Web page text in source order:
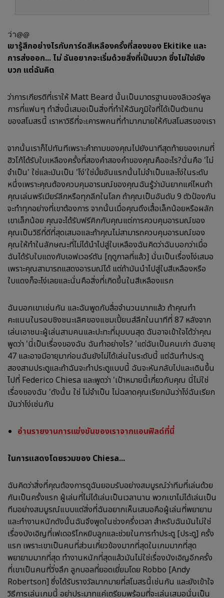
ว่า@@
เขารู้สึกอย่างไรกับการ์ดสีเหลืองครั้งที่สองของ Ekitike และ
การส่งออก... ไม่ ฉันอยากจะเริ่มด้วยสิ่งที่เป็นบวก ซึ่งไม่ใช่เชิง
บวก แต่ฉันคิด
ว่าการเกียรติที่เราให้ Matt Beard นั้นเป็นมาตรฐานของลิเวอร์พูล
การที่แฟนๆ ทำสิ่งนี้เสมอเป็นสิ่งที่ทำให้ฉันภูมิใจที่ได้เป็นตัวแทน
ของสโมสรนี้ เราหาวิธีที่จะเคารพคนที่ทำมากมายให้กับสโมสรของเรา
จากนั้นเราก็ไปทันทีเพราะคำถามของคุณไปยังนาทีสุดท้ายของเกมที่
ฮิวโก้ได้รับใบเหลืองครั้งที่สองคำสองคำของคุณคืออะไร?นั่นคือ 'ไม่
จำเป็น' ใช่และมันเป็น 'โง่'ใช่มั้ยอันแรกนั้นไม่จำเป็นและโง่ในระดับ
หนึ่งเพราะคุณต้องควบคุมอารมณ์ของคุณฉันรู้ว่ามันยากแค่ไหนถ้า
คุณเล่นพรีเมียร์ลีกหรือทุกลีกในโลก ถ้าคุณเป็นอันดับ 9 ตัวป้องกัน
จะทำทุกอย่างที่เขาต้องการ จากนั้นเมื่อคุณดึงเสื้อเล็กน้อยหรือผลัก
เขาเล็กน้อย คุณจะได้รับฟรีคิกกับคุณแต่การควบคุมอารมณ์ของ
คุณเป็นวิธีที่ดีที่สุดเสมอและถ้าคุณไม่สามารถควบคุมอารมณ์ของ
คุณให้ทำในลักษณะที่ไม่ได้นำไปสู่ใบเหลืองฉันคิดว่าฉันบอกว่าเมื่อ
ฉันได้รับใบแดงกับเอฟเวอร์ตัน [ฤดูกาลที่แล้ว] นั่นเป็นเรื่องโง่เสมอ
เพราะคุณสามารถแสดงอารมณ์ได้ แต่ถ้ามันนำไปสู่ใบสีเหลืองหรือ
ใบแดงก็จะโง่เลยและนั่นคือสิ่งที่เกิดขึ้นในสีเหลืองแรก
ฉันบอกเขาเช่นกัน และฉันพูดกับสื่อจำนวนมากแล้ว ถ้าคุณทำ
คะแนนในรอบชิงชนะเลิศของแชมเปี้ยนส์ลีกในนาทีที่ 87 หลังจาก
เล่นเอาชนะผู้เล่นสามคนและปะทะที่มุมบนสุด ฉันอาจเข้าใจได้ว่าคุณ
พูดว่า 'นี่เป็นเรื่องของฉัน ฉันทำอย่างไร? 'แต่ฉันเป็นคนเก่า ฉันอายุ
47 และอาจมีอายุมาก่อนฉันยังไม่ได้เล่นในระดับนี้ แต่ฉันทำประตู
สองสามประตูและถ้าฉันจะทำประตูแบบนี้ ฉันจะหันกลับไปและเดินขึ้น
ไปที่ Federico Chiesa และพูดว่า 'เป้าหมายนี้เกี่ยวกับคุณ นี่ไม่ใช่
เรื่องของฉัน 'ดังนั้น ใช่ ไม่จำเป็น ไม่ฉลาดคุณเรียกมันว่าโง่ฉันเรียก
มันว่าโง่เช่นกัน
อ่านรายงานการแข่งขันของเราจากแอนฟิลด์ที่นี่
ในการแสดงโดยรวมของ Chiesa...
ฉันคิดว่าสิ่งที่คุณต้องการดูฉันยอมรับอย่างสมบูรณ์ว่าทีมที่เล่นด้วย
กันเป็นครั้งแรก ผู้เล่นที่ไม่ได้เล่นเป็นเวลานาน พวกเขาไม่ได้เล่นเป็น
ทีมอย่างสมบูรณ์แบบแต่สิ่งที่ฉันอยากเห็นเสมอคือผู้เล่นที่พยายาม
และทำงานหนักดังนั้นฉันจึงพูดในช่วงครึ่งเวลา สำหรับฉันมันไม่ใช่
เรื่องบังเอิญที่เฟเดอริโกหยิบลูกและช่วยในการทำประตู [ประตู] ครั้ง
แรก เพราะเขาเป็นคนที่ส่วนเกี่ยวข้องมากที่สุดในเกมมากที่สุด
พยายามมากที่สุด ทำงานหนักที่สุดแล้วมันไม่ใช่เรื่องบังเอิญอีกครั้ง
ที่เขาเป็นคนที่วิ่งลึก ลูกบอลที่ยอดเยี่ยมโดย Robbo [Andy
Robertson] ซึ่งได้รับรางวัลมากมายที่สโมสรนี้เช่นกัน และยังเข้าใจ
วิธีการเล่นเกมนี้ อย่าประมาทแค่เตรียมพร้อมที่จะเล่นเสมอนั่นเป็น